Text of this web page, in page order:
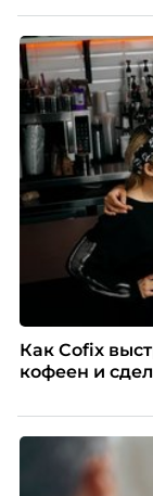
Как Cofix
кофеен и